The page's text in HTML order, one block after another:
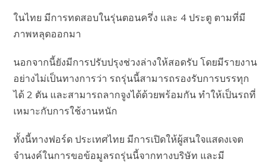
ในไทย มีการทดสอบในรุ่นตอนครึ่ง และ 4 ประตู ตามที่มี
ภาพหลุดออกมา
นอกจากนี้ยังมีการปรับปรุงช่วงล่างให้สอดรับ โดยมีรายงาน
อย่างไม่เป็นทางการว่า รถรุ่นนี้สามารถรองรับการบรรทุก
ได้ 2 ตัน และสามารถลากจูงได้ด้วยพร้อมกัน ทำให้เป็นรถที่
เหมาะกับการใช้งานหนัก
ทั้งนี้ทางฟอร์ด ประเทศไทย มีการเปิดให้ผู้สนใจแสดงเจต
จำนงค์ในการขอข้อมูลรถรุ่นนี้จากทางบริษัท และมี